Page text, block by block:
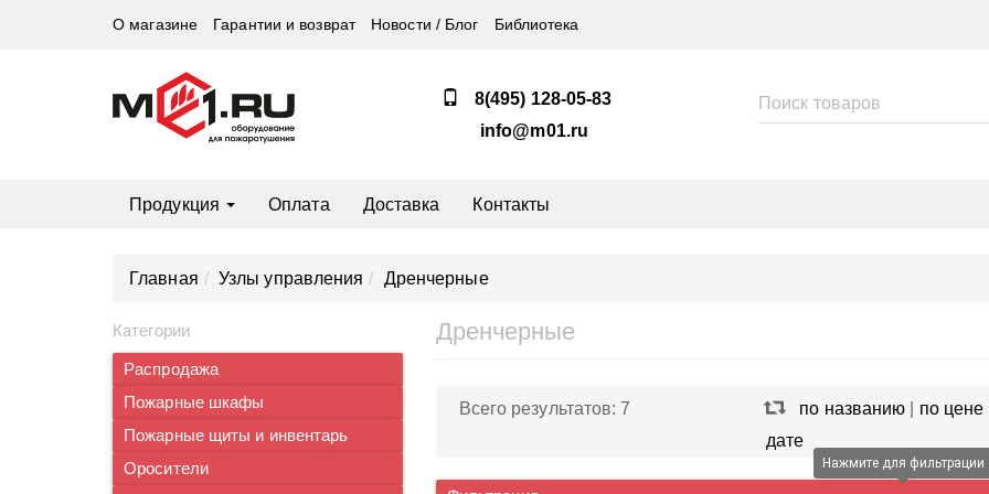
О магазине Гарантии и возврат Новости / Блог Библиотека
8(495) 128-05-83
info@m01.ru
Продукция Оплата Доставка Контакты
Главная Узлы управления Дренчерные
Категории
Распродажа
Пожарные шкафы
Пожарные щиты и инвентарь
Оросители
Дренчерные
Всего результатов:7 по названию по цене
дате
Нажмите для фильтрации